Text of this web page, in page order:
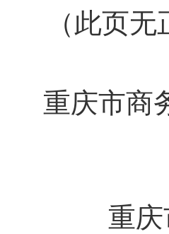
（此页无
重庆市商
重